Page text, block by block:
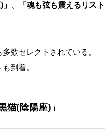
、 「魂も弦も震えるリス
数セレクトされている。
到着。
猫(陰陽座)」